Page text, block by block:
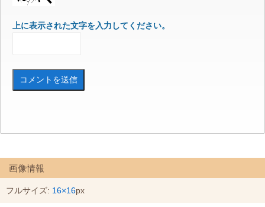
上に表示された文字を入力してください。
画像情報
フルサイズ: 16×16px